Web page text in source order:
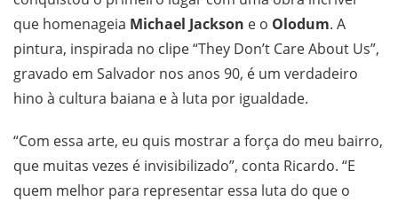
que homenageia Michael Jackson e o Olodum. A
pintura, inspirada no clipe “They Don’t Care About Us”,
gravado em Salvador nos anos 90, é um verdadeiro
hino à cultura baiana e à luta por igualdade.
“Com essa arte, eu quis mostrar a força do meu bairro,
que muitas vezes é invisibilizado”, conta Ricardo. “E
quem melhor para representar essa luta do que o